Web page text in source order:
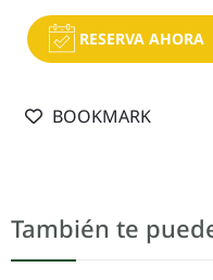
RESERVA AHORA
BOOKMARK
También te